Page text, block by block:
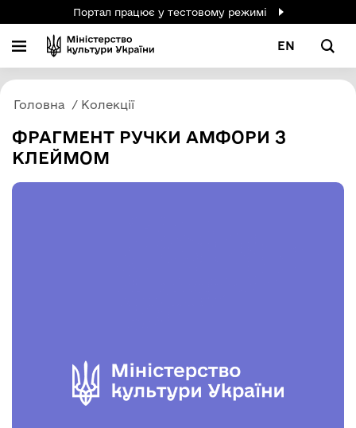
Портал працює у тестовому режимі
EN
Головна Колекції
ФРАГМЕНТ РУЧКИ АМФОРИ З
КЛЕЙМОМ